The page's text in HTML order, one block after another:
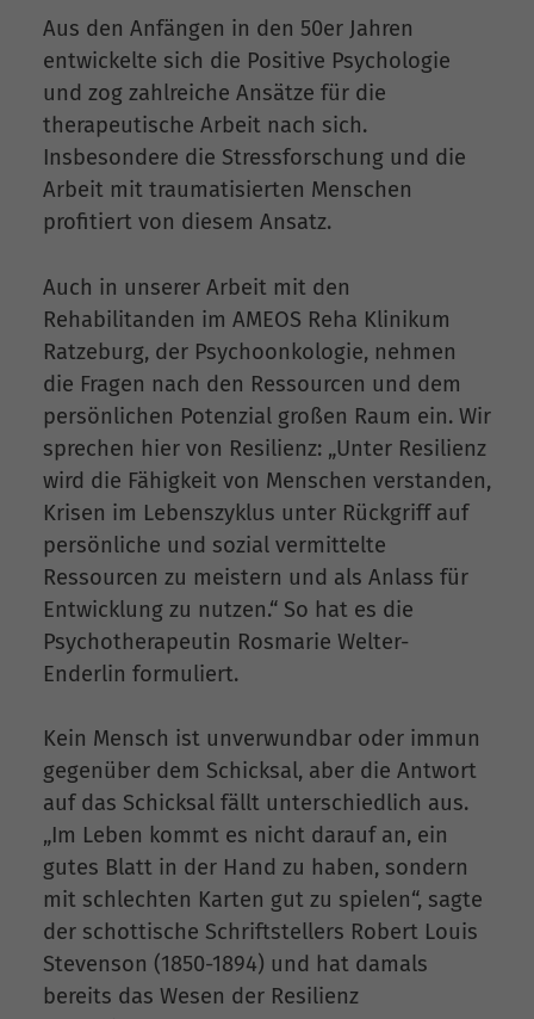
Aus den Anfängen in den 50er Jahren
entwickelte sich die Positive Psychologie
und zog zahlreiche Ansätze für die
therapeutische Arbeit nach sich.
Insbesondere die Stressforschung und die
Arbeit mit traumatisierten Menschen
profitiert von diesem Ansatz.
Auch in unserer Arbeit mit den
Rehabilitanden im AMEOS Reha Klinikum
Ratzeburg, der Psychoonkologie, nehmen
die Fragen nach den Ressourcen und dem
persönlichen Potenzial großen Raum ein. Wir
sprechen hier von Resilienz: „Unter Resilienz
wird die Fähigkeit von Menschen verstanden,
Krisen im Lebenszyklus unter Rückgriff auf
persönliche und sozial vermittelte
Ressourcen zu meistern und als Anlass für
Entwicklung zu nutzen.“ So hat es die
Psychotherapeutin Rosmarie Welter-
Enderlin formuliert.
Kein Mensch ist unverwundbar oder immun
gegenüber dem Schicksal, aber die Antwort
auf das Schicksal fällt unterschiedlich aus.
„Im Leben kommt es nicht darauf an, ein
gutes Blatt in der Hand zu haben, sondern
mit schlechten Karten gut zu spielen“, sagte
der schottische Schriftstellers Robert Louis
Stevenson (1850-1894) und hat damals
bereits das Wesen der Resilienz